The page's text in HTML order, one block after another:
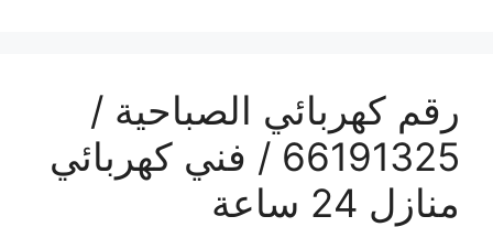
رقم كهربائي الصباحية /
66191325‬ / فني كهربائي
منازل 24 ساعة